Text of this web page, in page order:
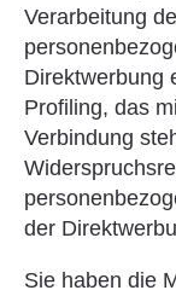
Verarbeitung
Direktwerbung
Profiling, das
Verbindung
der
Sie haben die